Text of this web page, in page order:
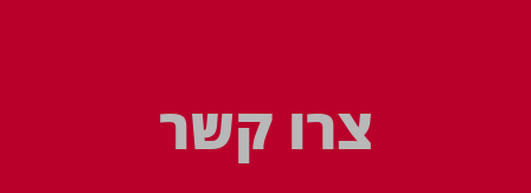
צרו קשר